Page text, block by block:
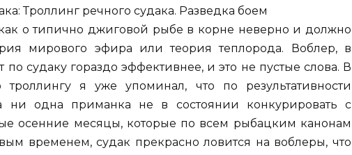
о типично джиговой рыбе в корне неверно и должно
мирового эфира или теория теплорода. Воблер, в
по судаку гораздо эффективнее, и это не пустые слова. В
троллингу я уже упоминал, что по результативности
ни одна приманка не в состоянии конкурировать с
осенние месяцы, которые по всем рыбацким канонам
временем, судак прекрасно ловится на воблеры, что